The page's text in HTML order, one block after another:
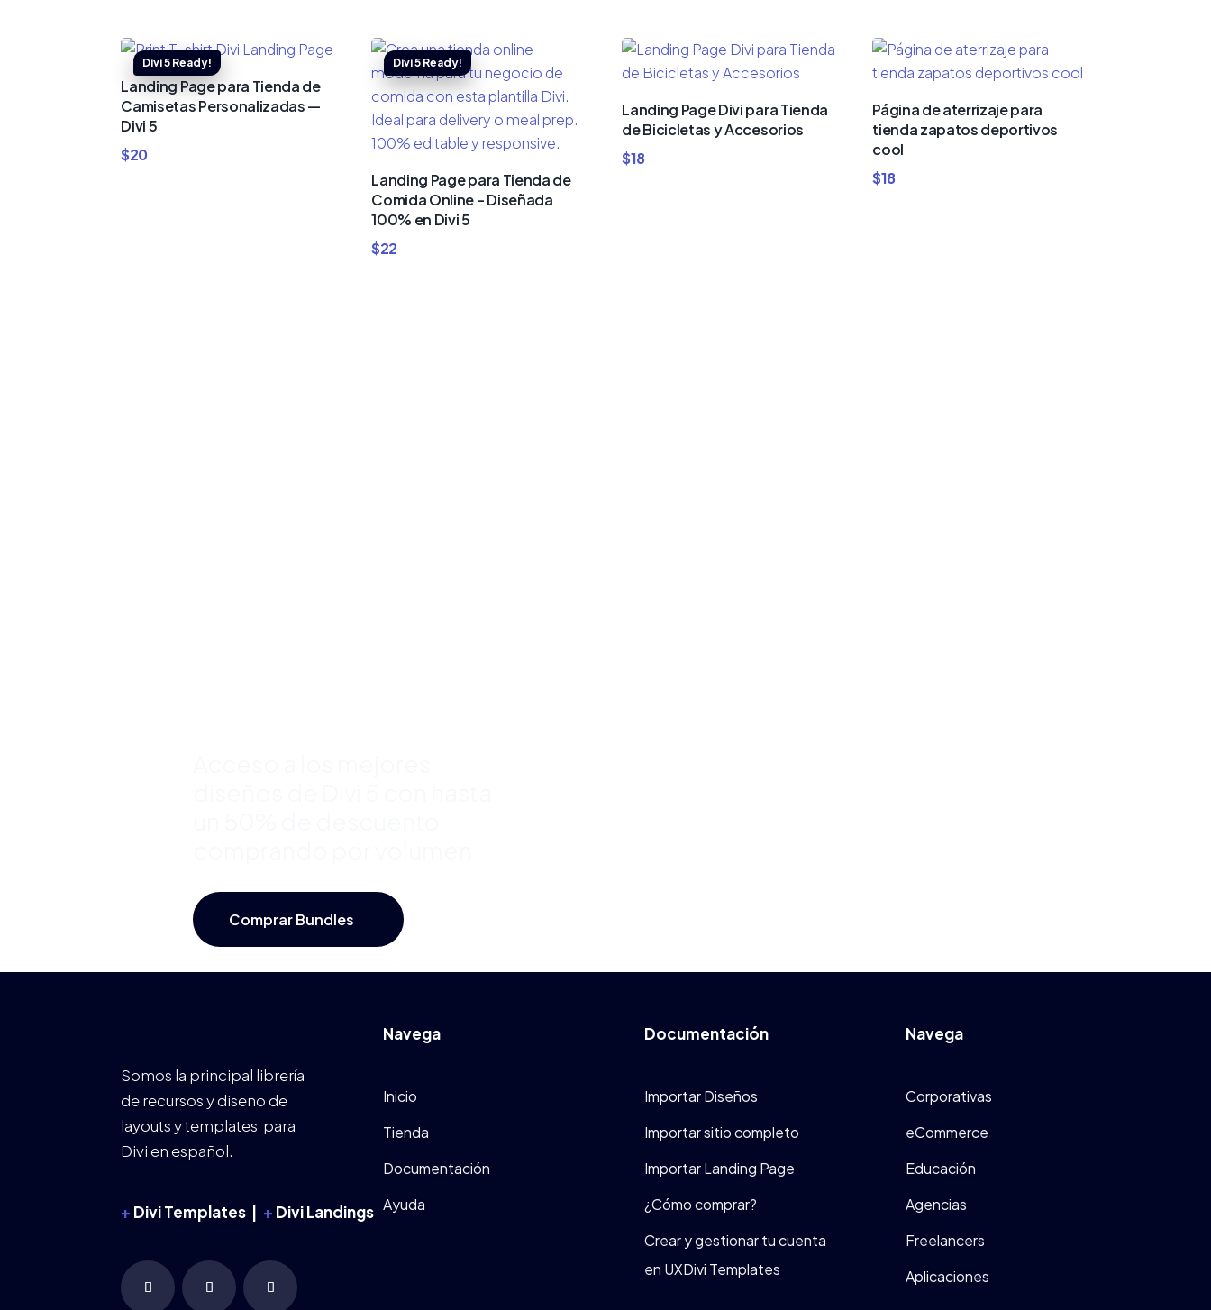
Landing Page para Tienda de
Camisetas Personalizadas —
Divi 5
$20
Landing Page para Tienda de
Comida Online – Diseñada
100% en Divi 5
$22
Landing Page Divi para Tienda
de Bicicletas y Accesorios
$18
Página de aterrizaje para
tienda zapatos deportivos
cool
$18
Comprar Bundles
Somos la principal librería
de recursos y diseño de
layouts y templates para
Divi en español.
+ Divi Templates | + Divi Landings
Navega
Inicio
Tienda
Documentación
Ayuda
Documentación
Importar Diseños
Importar sitio completo
Importar Landing Page
¿Cómo comprar?
Crear y gestionar tu cuenta
en UXDivi Templates
Navega
Corporativas
eCommerce
Educación
Agencias
Freelancers
Aplicaciones